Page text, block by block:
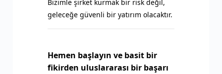
Bizimle şirket kurmak bir risk değil,
geleceğe güvenli bir yatırım olacaktır.
Hemen başlayın ve basit bir
fikirden uluslararası bir başarı